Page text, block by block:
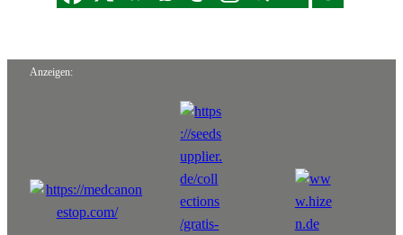
Anzeigen: